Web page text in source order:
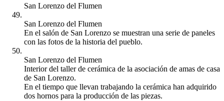
San Lorenzo del Flumen
San Lorenzo del Flumen
En el salón de San Lorenzo se muestran una serie de paneles
con las fotos de la historia del pueblo.
San Lorenzo del Flumen
Interior del taller de cerámica de la asociación de amas de casa
de San Lorenzo.
En el tiempo que llevan trabajando la cerámica han adquirido
dos hornos para la producción de las piezas.